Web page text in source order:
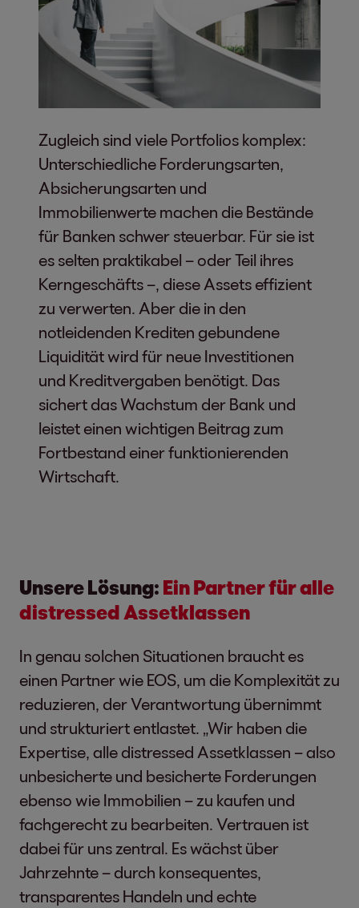
Zugleich sind viele Portfolios komplex:
Unterschiedliche Forderungsarten,
Absicherungsarten und
Immobilienwerte machen die Bestände
für Banken schwer steuerbar. Für sie ist
es selten praktikabel – oder Teil ihres
Kerngeschäfts –, diese Assets effizient
zu verwerten. Aber die in den
notleidenden Krediten gebundene
Liquidität wird für neue Investitionen
und Kreditvergaben benötigt. Das
sichert das Wachstum der Bank und
leistet einen wichtigen Beitrag zum
Fortbestand einer funktionierenden
Wirtschaft.
Unsere Lösung: Ein Partner für alle
distressed Assetklassen
In genau solchen Situationen braucht es
einen Partner wie EOS, um die Komplexität zu
reduzieren, der Verantwortung übernimmt
und strukturiert entlastet. „Wir haben die
Expertise, alle distressed Assetklassen – also
unbesicherte und besicherte Forderungen
ebenso wie Immobilien – zu kaufen und
fachgerecht zu bearbeiten. Vertrauen ist
dabei für uns zentral. Es wächst über
Jahrzehnte – durch konsequentes,
transparentes Handeln und echte